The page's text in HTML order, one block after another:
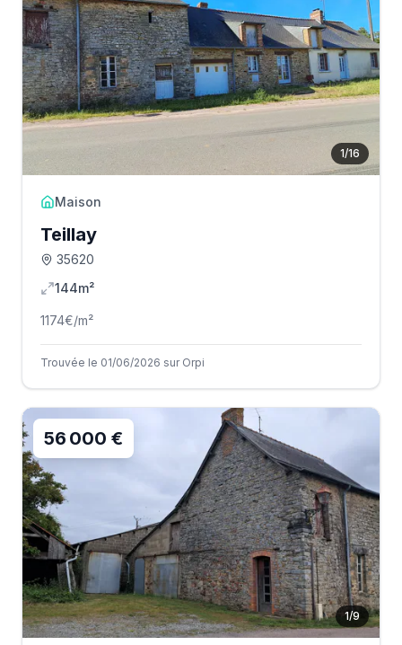
1/16
Maison
Teillay
35620
144m²
1174€/m²
Trouvée le 01/06/2026 sur Orpi
1/9
56 000 €